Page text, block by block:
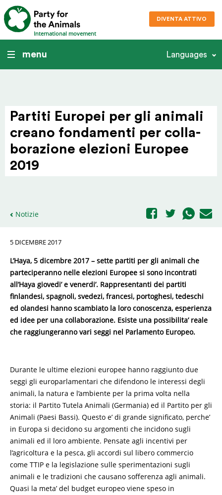
International movement
DIVENTA ATTIVO
menu Languages
Partiti Europei per gli animali
creano fonda­menti per colla­
bo­ra­zione elezioni Europee
2019
Notizie
5 DICEMBRE 2017
L’Haya, 5 dicembre 2017 – sette partiti per gli animali che
parteciperanno nelle elezioni Europee si sono incontrati
all’Haya giovedi’ e venerdi’. Rappresentanti dei partiti
finlandesi, spagnoli, svedezi, francesi, portoghesi, tedeschi
ed olandesi hanno scambiato la loro conoscenza, esperienza
ed idee per una collaborazione. Esiste una possibilita’ reale
che raggiungeranno vari seggi nel Parlamento Europeo.
Durante le ultime elezioni europee hanno raggiunto due
seggi gli europarlamentari che difendono le interessi degli
animali, la natura e l’ambiente per la prima volta nella
storia: il Partito Tutela Animali (Germania) ed il Partito per gli
Animali (Paesi Bassi). Questo e’ di grande significato, perche’
in Europa si decidono su argomenti che incidono sugli
animali ed il loro ambiente. Pensate agli incentivi per
l’agricoltura e la pesca, gli accordi sul libero commercio
come TTIP e la legislazione sulle sperimentazioni sugli
animali e le tradizioni che causano sofferenza agli animali.
Quasi la meta’ del budget europeo viene speso in